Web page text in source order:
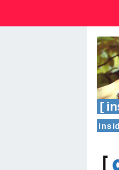
[